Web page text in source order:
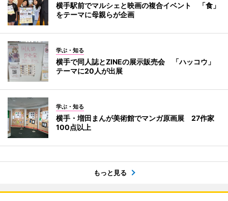
横手駅前でマルシェと映画の複合イベント 「食」
をテーマに母親らが企画
学ぶ・知る
横手で同人誌とZINEの展示販売会 「ハッコウ」
テーマに20人が出展
学ぶ・知る
横手・増田まんが美術館でマンガ原画展 27作家
100点以上
もっと見る